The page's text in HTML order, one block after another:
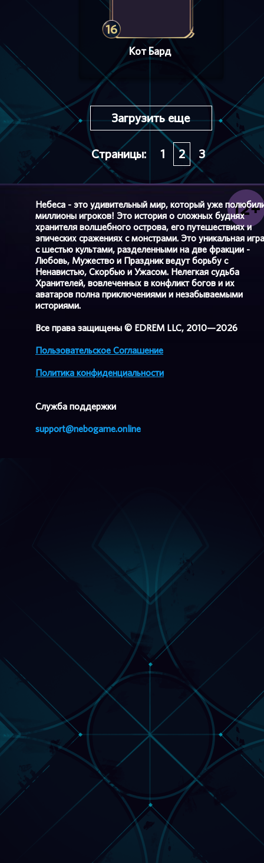
16
Кот Бард
Загрузить еще
Страницы: 1 2 3
Небеса - это удивительный мир, который уже
миллионы игроков! Это история о сложных буднях
хранителя волшебного острова, его путешествиях и
эпических сражениях с монстрами. Это уникальная игра
с шестью культами, разделенными на две фракции -
Любовь, Мужество и Праздник ведут борьбу с
Ненавистью, Скорбью и Ужасом. Нелегкая судьба
Хранителей, вовлеченных в конфликт богов и их
аватаров полна приключениями и незабываемыми
историями.
Все права защищены © EDREM LLC, 2010—2026
Пользовательское Соглашение
Политика конфиденциальности
Cлужба поддержки
support@nebogame.online